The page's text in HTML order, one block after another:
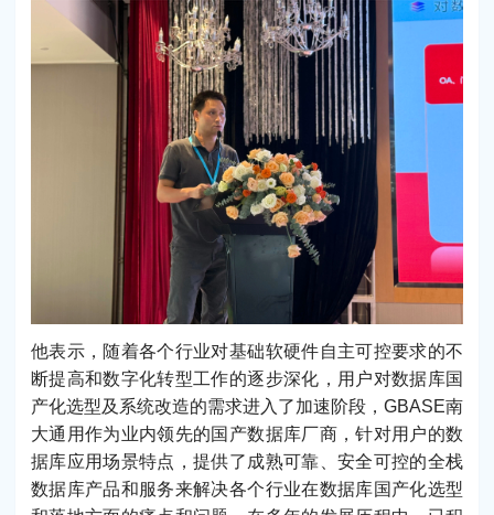
他表示，随着各个行业对基础软硬件自主可控要求的不
断提高和数字化转型工作的逐步深化，用户对数据库国
产化选型及系统改造的需求进入了加速阶段，GBASE南
大通用作为业内领先的国产数据库厂商，针对用户的数
据库应用场景特点，提供了成熟可靠、安全可控的全栈
数据库产品和服务来解决各个行业在数据库国产化选型